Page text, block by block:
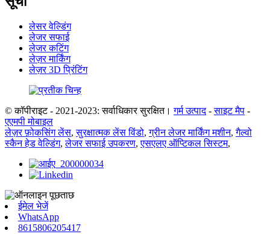
लेसर वेल्डिंग
लेजर सफाई
लेजर कटिंग
लेज़र मार्किंग
लेज़र 3D प्रिंटिंग
© कॉपीराइट - 2021-2023: सर्वाधिकार सुरक्षित। गर्म उत्पाद-साइट मैप -
एएमपी मोबाइल
लेज़र फ़ोकसिंग लेंस,सुरक्षात्मक लेंस विंडो,ग्रीन लेजर मार्किंग मशीन,गैल्वो
स्कैन हेड वेल्डिंग,लेजर सफाई उपकरण,एसएलए ऑप्टिकल सिस्टम,
ईमेल भेजें
WhatsApp
8615806205417